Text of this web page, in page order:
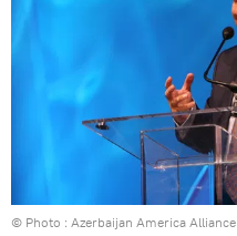
© Photo : Azerbaijan America Alliance